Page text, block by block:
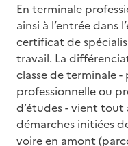
En terminale
ainsi à l’entrée dans
certificat de
travail. La
classe de terminale
professionnelle ou
d’études - vient tout
démarches initiées
voire en amont